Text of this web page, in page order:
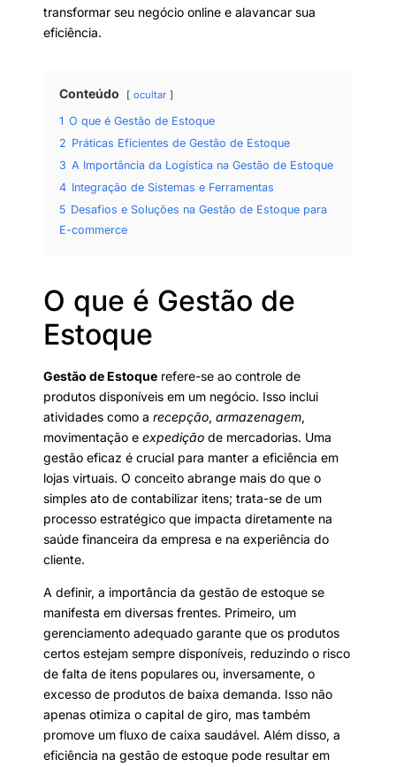
transformar seu negócio online e alavancar sua
eficiência.
Conteúdo ocultar
1 O que é Gestão de Estoque
2 Práticas Eficientes de Gestão de Estoque
3 A Importância da Logística na Gestão de Estoque
4 Integração de Sistemas e Ferramentas
5 Desafios e Soluções na Gestão de Estoque para
E-commerce
O que é Gestão de
Estoque
Gestão de Estoque refere-se ao controle de
produtos disponíveis em um negócio. Isso inclui
atividades como a recepção, armazenagem,
movimentação e expedição de mercadorias. Uma
gestão eficaz é crucial para manter a eficiência em
lojas virtuais. O conceito abrange mais do que o
simples ato de contabilizar itens; trata-se de um
processo estratégico que impacta diretamente na
saúde financeira da empresa e na experiência do
cliente.
A definir, a importância da gestão de estoque se
manifesta em diversas frentes. Primeiro, um
gerenciamento adequado garante que os produtos
certos estejam sempre disponíveis, reduzindo o risco
de falta de itens populares ou, inversamente, o
excesso de produtos de baixa demanda. Isso não
apenas otimiza o capital de giro, mas também
promove um fluxo de caixa saudável. Além disso, a
eficiência na gestão de estoque pode resultar em